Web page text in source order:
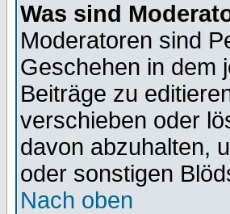
Was sind
Moderatoren sind
Geschehen in dem
Beiträge zu
verschieben oder
davon abzuhalten,
oder sonstigen
Nach oben